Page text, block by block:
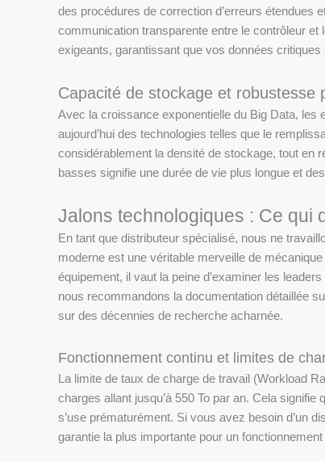
des procédures de correction d’erreurs
communication transparente entre le contrôleur
exigeants, garantissant que vos données
Capacité de stockage et robustesse
Avec la croissance exponentielle du Big Data, les
aujourd’hui des technologies telles que le
considérablement la densité de stockage, tout en
basses signifie une durée de vie plus longue et
Jalons technologiques : Ce qui
En tant que distributeur spécialisé, nous ne
moderne est une véritable merveille de
équipement, il vaut la peine d’examiner les
nous recommandons la documentation détaillée
sur des décennies de recherche acharnée.
Fonctionnement continu et limites de
La limite de taux de charge de travail (Workload
charges allant jusqu’à 550 To par an. Cela
s’use prématurément. Si vous avez besoin d’un
garantie la plus importante pour un